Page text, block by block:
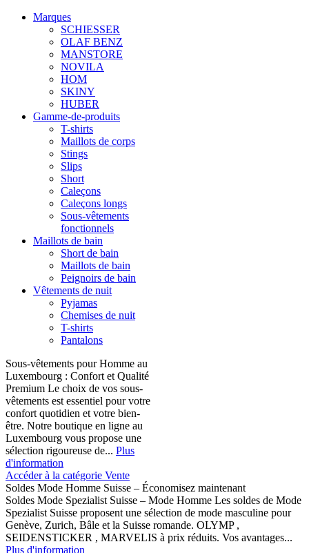
Marques
SCHIESSER
OLAF BENZ
MANSTORE
NOVILA
HOM
SKINY
HUBER
Gamme-de-produits
T-shirts
Maillots de corps
Stings
Slips
Short
Caleçons
Caleçons longs
Sous-vêtements
fonctionnels
Maillots de bain
Short de bain
Maillots de bain
Peignoirs de bain
Vêtements de nuit
Pyjamas
Chemises de nuit
T-shirts
Pantalons
Sous-vêtements pour Homme au
Luxembourg : Confort et Qualité
Premium Le choix de vos sous-
vêtements est essentiel pour votre
confort quotidien et votre bien-
être. Notre boutique en ligne au
Luxembourg vous propose une
sélection rigoureuse de... Plus
d'information
Accéder à la catégorie Vente
Soldes Mode Homme Suisse – Économisez maintenant
Soldes Mode Spezialist Suisse – Mode Homme Les soldes de Mode
Spezialist Suisse proposent une sélection de mode masculine pour
Genève, Zurich, Bâle et la Suisse romande. OLYMP ,
SEIDENSTICKER , MARVELIS à prix réduits. Vos avantages...
Plus d'information